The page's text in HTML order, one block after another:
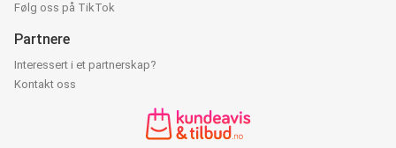
Følg oss på TikTok
Partnere
Interessert i et partnerskap?
Kontakt oss